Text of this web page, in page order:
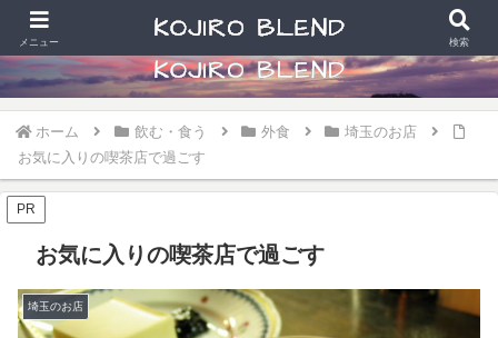
食べることと散財好きなアラカン写真学生の日常
ホーム 飲む・食う 外食
埼玉のお店
お気に入りの喫茶店で過ごす
PR
お気に入りの喫茶店で過ごす
埼玉のお店
メニュー 検索